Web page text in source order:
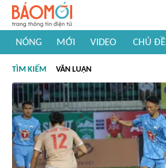
NÓNG MỚI VIDEO CHỦ ĐỀ
#Khám phá thế giới
TÌM KIẾM VĂN LUẬN